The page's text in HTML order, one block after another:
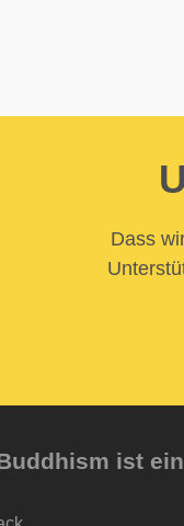
Dass
ist